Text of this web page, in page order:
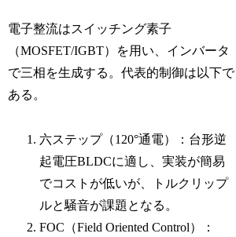
電子整流はスイッチング素子
（MOSFET/IGBT）を用い、インバータ
で三相を生成する。代表的制御は以下で
ある。
六ステップ（120°通電）：台形逆
起電圧BLDCに適し、実装が簡易
でコストが低いが、トルクリップ
ルと騒音が課題となる。
FOC（Field Oriented Control）：